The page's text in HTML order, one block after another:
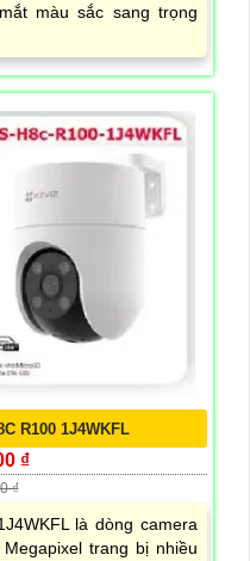
màu sắc sang trọng
R100 1J4WKFL
₫
₫
là dòng camera
trang bị nhiều